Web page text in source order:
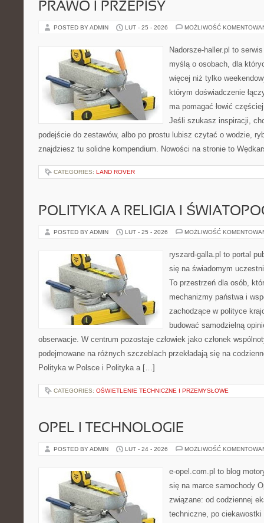
PRAWO I PRZEPISY
POSTED BY ADMIN LUT - 25 - 2026 MOŻLIWOŚĆ
Nadorsze-haller.pl to
myślą o osobach, dla
więcej niż tylko
którym doświadczenie
ma pomagać łowić
Jeśli szukasz inspiracji,
podejście do zestawów, albo po prostu lubisz czytać o wodzie,
znajdziesz tu solidne kompendium. Nowości na stronie to
CATEGORIES: LAND ROVER
POLITYKA A RELIGIA I
POSTED BY ADMIN LUT - 25 - 2026 MOŻLIWOŚĆ
ryszard-galla.pl to portal
się na świadomym
To przestrzeń dla osób,
mechanizmy państwa i
zachodzące w polityce
budować samodzielną
obserwacje. W centrum pozostaje człowiek jako członek
podejmowane na różnych szczeblach przekładają się na
Polityka w Polsce i Polityka a […]
CATEGORIES: OŚWIETLENIE TECHNICZNE I PRZEMYSŁOWE
OPEL I TECHNOLOGIE
POSTED BY ADMIN LUT - 24 - 2026 MOŻLIWOŚĆ
e-opel.com.pl to blog
się na marce samochody
związane: od codziennej
techniczne, po